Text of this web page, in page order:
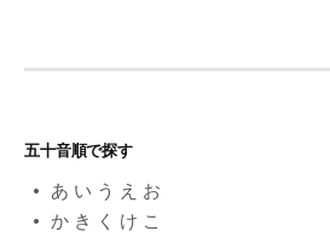
五十音順で探す
あ い う え お
か き く け こ